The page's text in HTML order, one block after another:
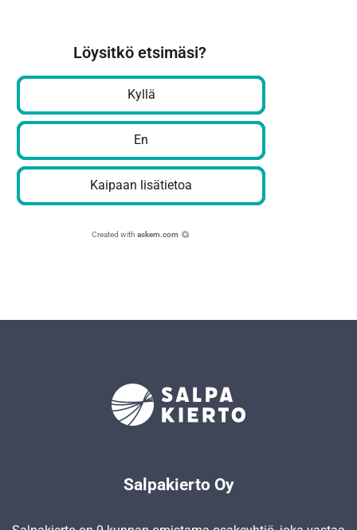
Löysitkö etsimäsi?
Kyllä
En
Kaipaan lisätietoa
Created with askem.com
Salpakierto Oy